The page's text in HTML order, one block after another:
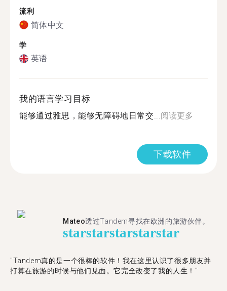
流利
简体中文
学
英语
我的语言学习目标
能够通过雅思，能够无障碍地日常交...阅读更多
下载软件
Mateo透过Tandem寻找在欧洲的旅游伙伴。
starstarstarstarstar
"Tandem真的是一个很棒的软件！我在这里认识了很多朋友并
打算在旅游的时候与他们见面。它完全改变了我的人生！"